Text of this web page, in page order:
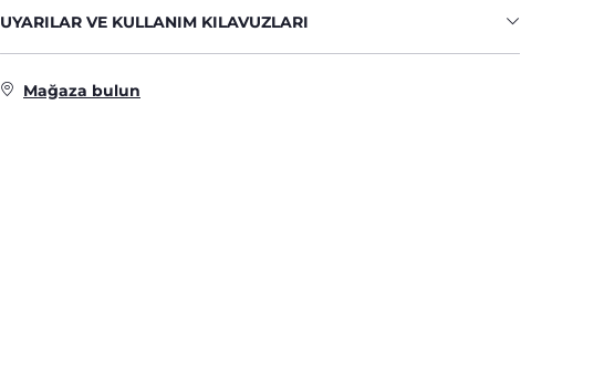
UYARILAR VE KULLANIM KILAVUZLARI
Mağaza bulun